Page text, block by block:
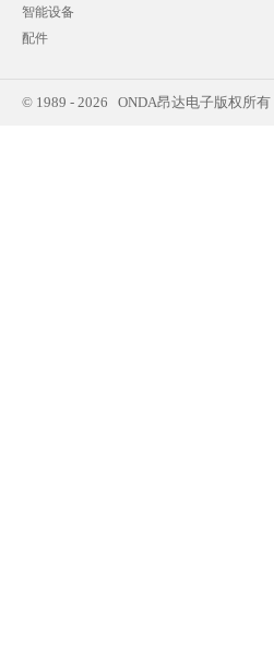
智能设备
配件
© 1989 - 2026 ONDA昂达电子版权